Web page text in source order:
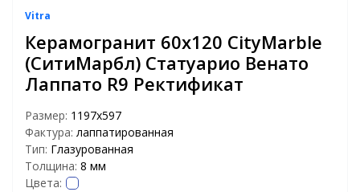
Vitra
Керамогранит 60х120 CityMarble
(СитиМарбл) Статуарио Венато
Лаппато R9 Ректификат
Размер: 1197х597
Фактура: лаппатированная
Тип: Глазурованная
Толщина: 8 мм
Цвета: